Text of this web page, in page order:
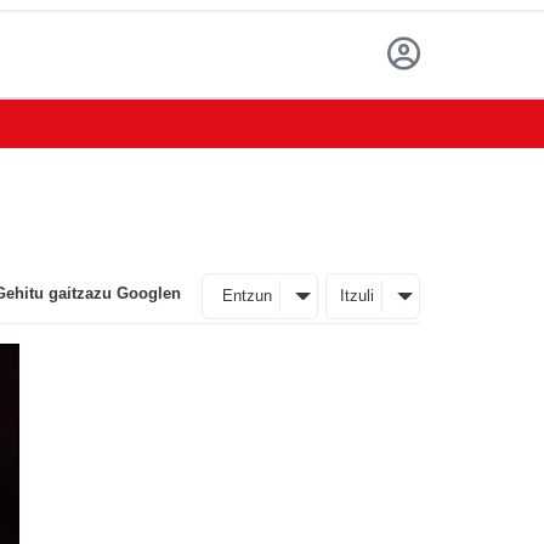
gaitzazu Googlen Entzun Itzuli